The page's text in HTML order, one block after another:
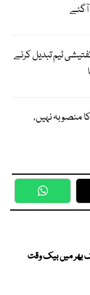
آگئے
ٹیم تبدیل کرنے
کا منصوبہ نہیں،
WhatsApp
سے ملک بھر میں بیک وقت